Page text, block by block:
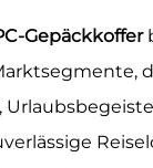
Gepäckkoffer